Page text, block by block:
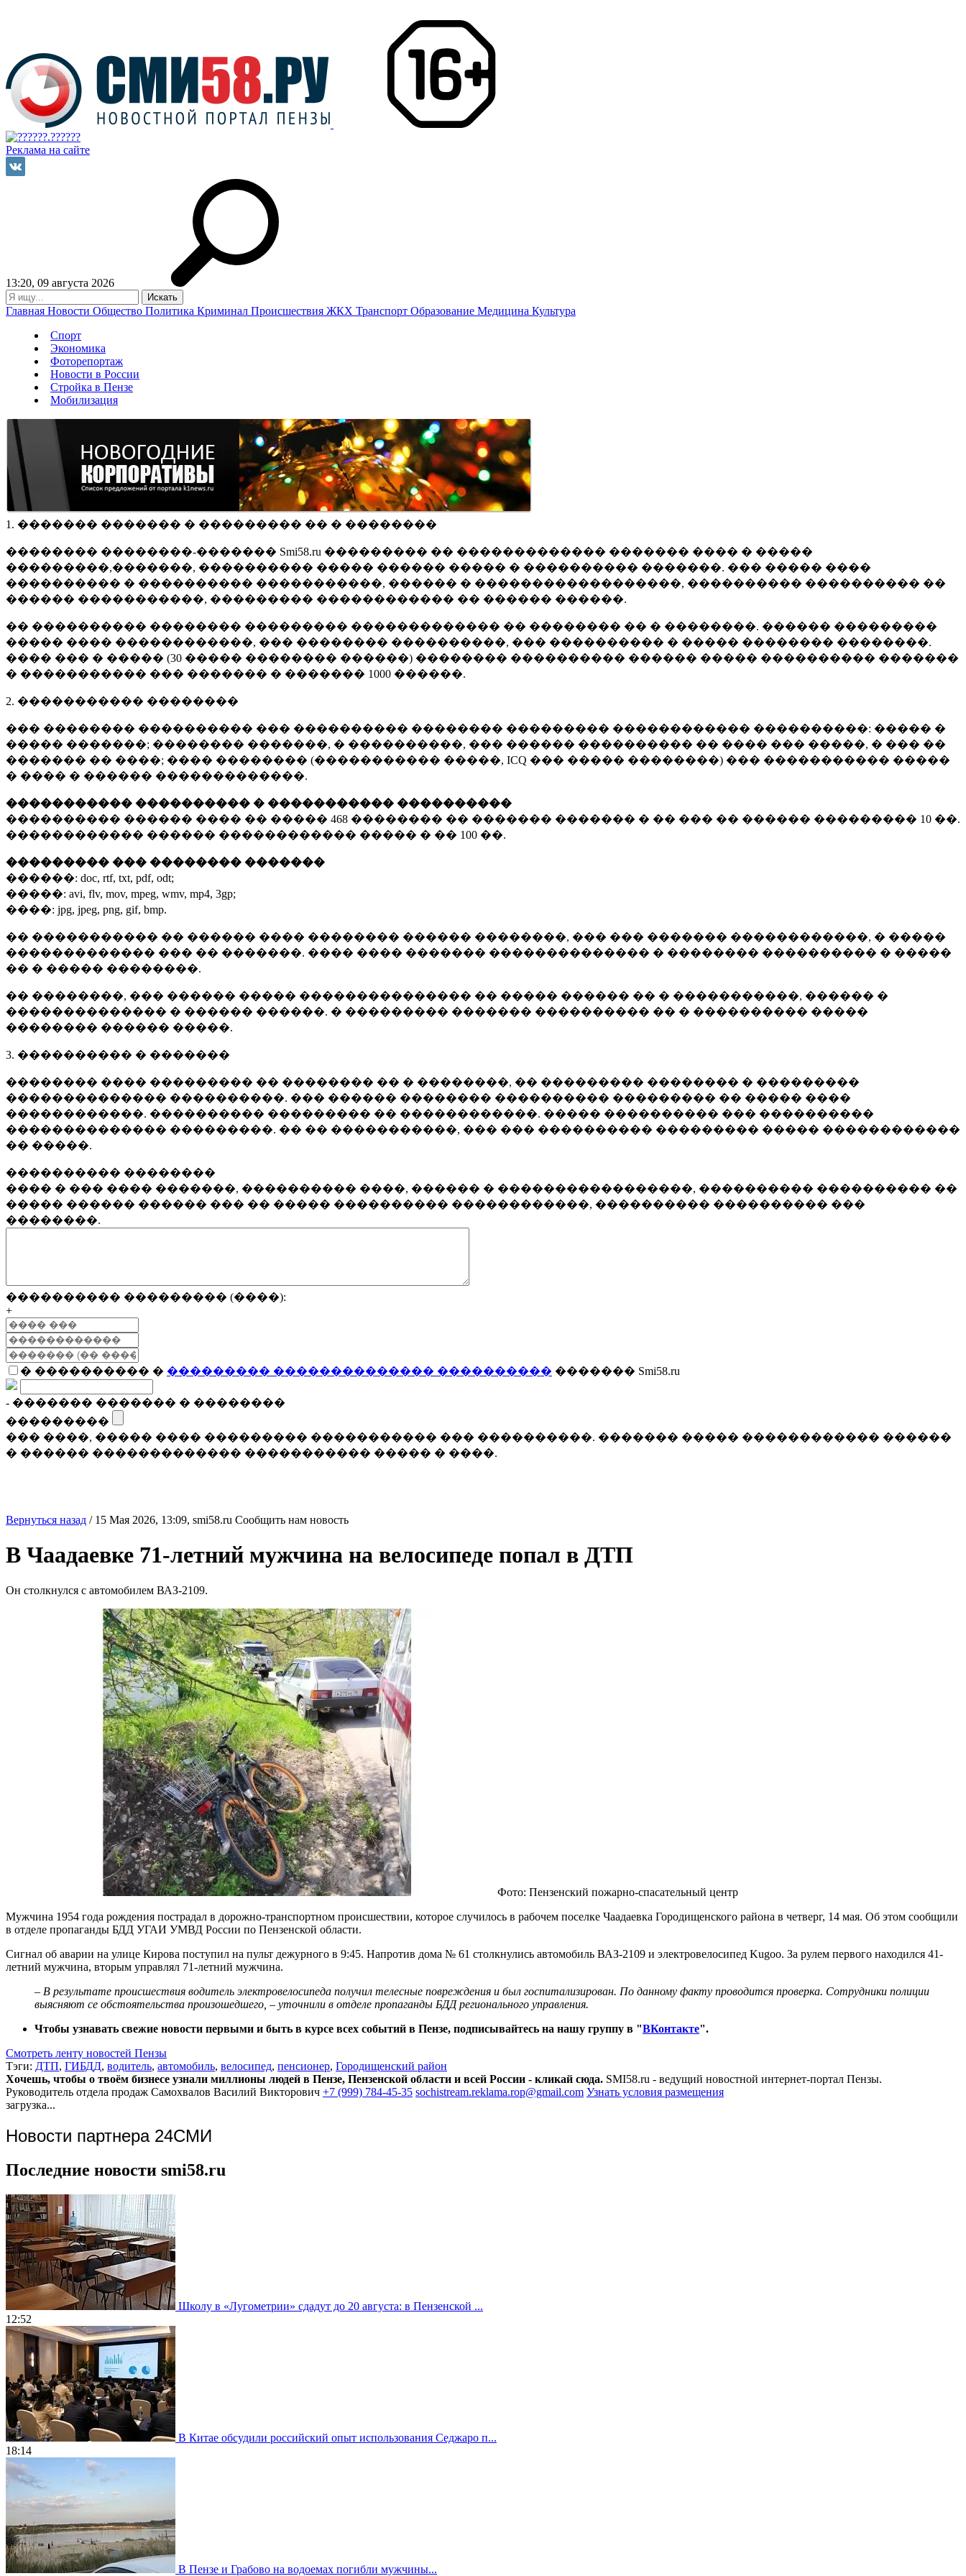
Реклама на сайте
13:20, 09 августа 2026
Главная Новости Общество Политика Криминал Происшествия ЖКХ Транспорт Образование Медицина Культура
Спорт
Экономика
Фоторепортаж
Новости в России
Стройка в Пензе
Мобилизация
1. ������� ������� � ��������� �� � ��������
�������� ��������-������� Smi58.ru ��������� �� ������������� ������� ���� � �����
���������,�������, ���������� ����� ������ ����� � ���������� �������. ��� ����� ����
���������� � ���������� �����������, ������ � ������������������, ���������� ���������� ��
������ �����������, ��������� ������������ �� ������ ������.
�� ���������� �������� ��������� ������������� �� �������� �� � ��������. ������ ���������
����� ���� ������������, ��� �������� ����������, ��� ���������� � ����� �������� ��������.
���� ��� � ����� (30 ����� �������� ������) �������� ���������� ������ ����� ���������� �������
� ����������� ��� ������� � ������� 1000 ������.
2. ����������� ��������
��� �������� ���������� ��� ���������� �������� ��������� ������������ ����������: ����� �
����� �������; �������� �������, � ����������, ��� ������ ���������� �� ���� ��� �����, � ��� ��
������� �� ����; ���� �������� (����������� �����, ICQ ��� ����� ��������) ��� ����������� �����
� ���� � ������ �������������.
����������� ���������� � ����������� ����������
���������� ������ ���� �� ����� 468 �������� �� ������� ������� � �� ��� �� ������ ��������� 10 ��.
������������ ������ ������������ ����� � �� 100 ��.
��������� ��� �������� �������
������: doc, rtf, txt, pdf, odt;
�����: avi, flv, mov, mpeg, wmv, mp4, 3gp;
����: jpg, jpeg, png, gif, bmp.
�� ����������� �� ������ ���� �������� ������ ��������, ��� ��� ������� ������������, � �����
������������� ��� �� �������. ���� ���� ������� �������������� � �������� ���������� � �����
�� � ����� ��������.
�� ��������, ��� ������ ����� ��������������� �� ����� ������ �� � �����������, ������ �
�������������� � ������ ������. � ��������� ������� ���������� �� � ���������� �����
�������� ������ �����.
3. ���������� � �������
�������� ���� ��������� �� �������� �� � ��������, �� ��������� �������� � ���������
�������������� ����������. ��� ������ �������� ���������� ��������� �� ����� ����
������������. ���������� ��������� �� ������������. ����� ���������� ��� ����������
�������������� ���������. �� �� �����������, ��� ��� ���������� ��������� ����� ������������
�� �����.
���������� ��������
���� � ��� ���� �������, ���������� ����, ������ � �����������������, ���������� ���������� ��
����� ������ ������ ��� �� ����� ���������� ������������, ���������� ���������� ���
��������.
���������� ��������� (����):
+
� ���������� � ��������� �������������� ���������� ������� Smi58.ru
- ������� ������� � ��������
���������
��� ����, ����� ���� ��������� ����������� ��� ����������. ������� ����� ������������ ������
� ������ ������������� ����������� ����� � ����.
Вернуться назад / 15 Мая 2026, 13:09, smi58.ru Сообщить нам новость
В Чаадаевке 71-летний мужчина на велосипеде попал в ДТП
Он столкнулся с автомобилем ВАЗ-2109.
Фото: Пензенский пожарно-спасательный центр
Мужчина 1954 года рождения пострадал в дорожно-транспортном происшествии, которое случилось в рабочем поселке Чаадаевка Городищенского района в четверг, 14 мая. Об этом сообщили
в отделе пропаганды БДД УГАИ УМВД России по Пензенской области.
Сигнал об аварии на улице Кирова поступил на пульт дежурного в 9:45. Напротив дома № 61 столкнулись автомобиль ВАЗ-2109 и электровелосипед Kugoo. За рулем первого находился 41-
летний мужчина, вторым управлял 71-летний мужчина.
– В результате происшествия водитель электровелосипеда получил телесные повреждения и был госпитализирован. По данному факту проводится проверка. Сотрудники полиции
выясняют се обстоятельства произошедшего, – уточнили в отделе пропаганды БДД регионального управления.
Чтобы узнавать свежие новости первыми и быть в курсе всех событий в Пензе, подписывайтесь на нашу группу в "ВКонтакте".
Смотреть ленту новостей Пензы
Тэги: ДТП, ГИБДД, водитель, автомобиль, велосипед, пенсионер, Городищенский район
Хочешь, чтобы о твоём бизнесе узнали миллионы людей в Пензе, Пензенской области и всей России - кликай сюда. SMI58.ru - ведущий новостной интернет-портал Пензы.
Руководитель отдела продаж Самохвалов Василий Викторович +7 (999) 784-45-35 sochistream.reklama.rop@gmail.com Узнать условия размещения
загрузка...
Новости партнера 24СМИ
Последние новости smi58.ru
Школу в «Лугометрии» сдадут до 20 августа: в Пензенской ...
12:52
В Китае обсудили российский опыт использования Седжаро п...
18:14
В Пензе и Грабово на водоемах погибли мужчины...